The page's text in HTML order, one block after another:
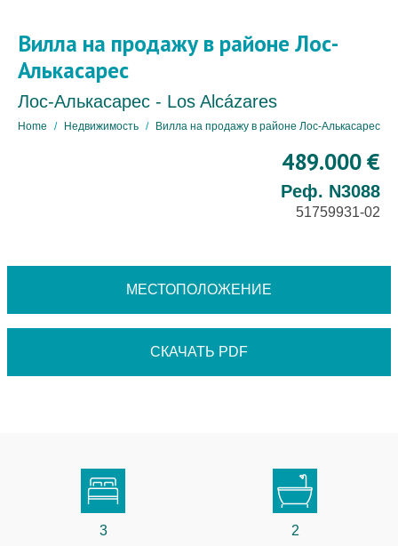
Вилла на продажу в районе Лос-
Алькасарес
Лос-Алькасарес - Los Alcázares
Home Недвижимость Вилла на продажу в районе Лос-Алькасарес
489.000 €
Реф. N3088
51759931-02
МЕСТОПОЛОЖЕНИЕ
СКАЧАТЬ PDF
3 2